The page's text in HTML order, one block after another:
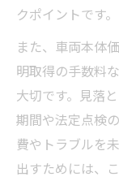
クポイントです。
また、車両本体
明取得の手数料
大切です。見落
期間や法定点検
費やトラブルを
出すためには、